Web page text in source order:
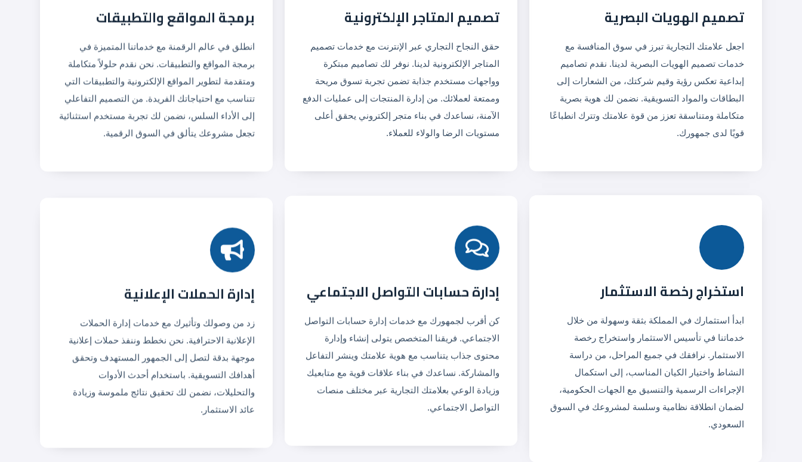
تصميم الهويات البصرية
اجعل علامتك التجارية تبرز في سوق المنافسة مع
خدمات تصميم الهويات البصرية لدينا. نقدم تصاميم
إبداعية تعكس رؤية وقيم شركتك، من الشعارات إلى
البطاقات والمواد التسويقية. نضمن لك هوية بصرية
متكاملة ومتناسقة تعزز من قوة علامتك وتترك انطباعًا
قويًا لدى جمهورك.
تصميم المتاجر الإلكترونية
حقق النجاح التجاري عبر الإنترنت مع خدمات تصميم
المتاجر الإلكترونية لدينا. نوفر لك تصاميم مبتكرة
وواجهات مستخدم جذابة تضمن تجربة تسوق مريحة
وممتعة لعملائك. من إدارة المنتجات إلى عمليات الدفع
الآمنة، نساعدك في بناء متجر إلكتروني يحقق أعلى
مستويات الرضا والولاء للعملاء.
برمجة المواقع والتطبيقات
انطلق في عالم الرقمنة مع خدماتنا المتميزة في
برمجة المواقع والتطبيقات. نحن نقدم حلولاً متكاملة
ومتقدمة لتطوير المواقع الإلكترونية والتطبيقات التي
تتناسب مع احتياجاتك الفريدة. من التصميم التفاعلي
إلى الأداء السلس، نضمن لك تجربة مستخدم استثنائية
تجعل مشروعك يتألق في السوق الرقمية.
استخراج رخصة الاستثمار
ابدأ استثمارك في المملكة بثقة وسهولة من خلال
خدماتنا في تأسيس الاستثمار واستخراج رخصة
الاستثمار. نرافقك في جميع المراحل، من دراسة
النشاط واختيار الكيان المناسب، إلى استكمال
الإجراءات الرسمية والتنسيق مع الجهات الحكومية،
لضمان انطلاقة نظامية وسلسة لمشروعك في السوق
السعودي.
إدارة حسابات التواصل الاجتماعي
كن أقرب لجمهورك مع خدمات إدارة حسابات التواصل
الاجتماعي. فريقنا المتخصص يتولى إنشاء وإدارة
محتوى جذاب يتناسب مع هوية علامتك وينشر التفاعل
والمشاركة. نساعدك في بناء علاقات قوية مع متابعيك
وزيادة الوعي بعلامتك التجارية عبر مختلف منصات
التواصل الاجتماعي.
إدارة الحملات الإعلانية
زد من وصولك وتأثيرك مع خدمات إدارة الحملات
الإعلانية الاحترافية. نحن نخطط وننفذ حملات إعلانية
موجهة بدقة لتصل إلى الجمهور المستهدف وتحقق
أهدافك التسويقية. باستخدام أحدث الأدوات
والتحليلات، نضمن لك تحقيق نتائج ملموسة وزيادة
عائد الاستثمار.